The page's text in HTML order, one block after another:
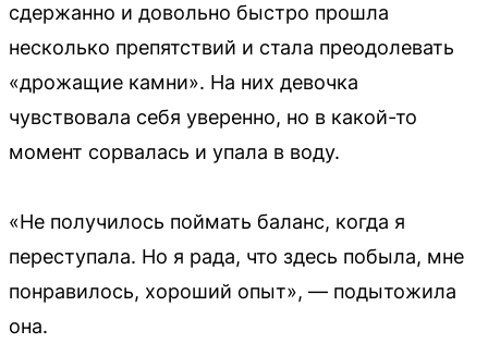
сдержанно и довольно быстро прошла
несколько препятствий и стала преодолевать
«дрожащие камни». На них девочка
чувствовала себя уверенно, но в какой-то
момент сорвалась и упала в воду.
«Не получилось поймать баланс, когда я
переступала. Но я рада, что здесь побыла, мне
понравилось, хороший опыт», — подытожила
она.